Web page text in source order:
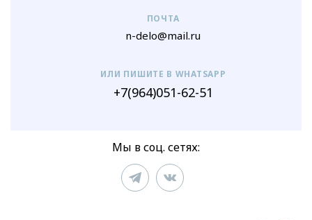
ПОЧТА
n-delo@mail.ru
ИЛИ ПИШИТЕ В WHATSAPP
+7(964)051-62-51
Мы в соц. сетях: